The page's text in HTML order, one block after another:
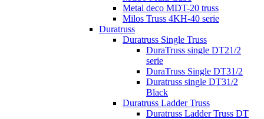
Metal deco MDT-20 truss
Milos Truss 4KH-40 serie
Duratruss
Duratruss Single Truss
DuraTruss single DT21/2
serie
DuraTruss Single DT31/2
Duratruss single DT31/2
Black
Duratruss Ladder Truss
Duratruss Ladder Truss DT